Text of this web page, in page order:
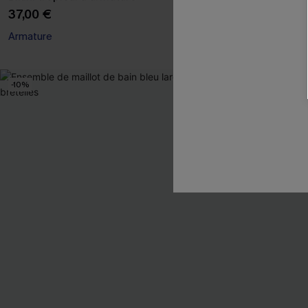
37,00 €
Armature
-10%